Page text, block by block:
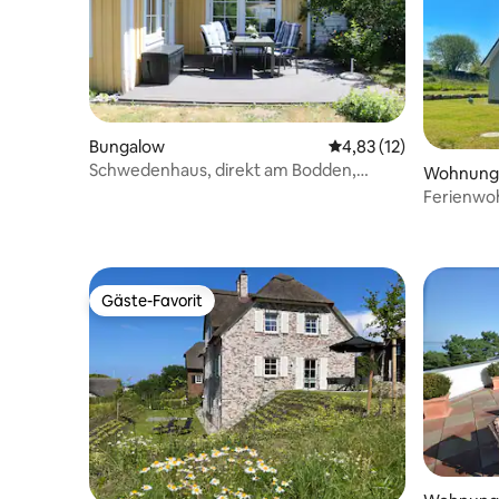
Bungalow Durchschnittliche
4,83 (12)
Schwedenhaus, direkt am Bodden,
Wohnung
Gäste-Favorit
Gäste-Favorit